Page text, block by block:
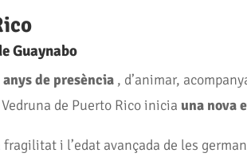
Guaynabo
anys de presència , d’animar,
de Puerto Rico iniciauna nova
fragilitat i l’edat avançada de les